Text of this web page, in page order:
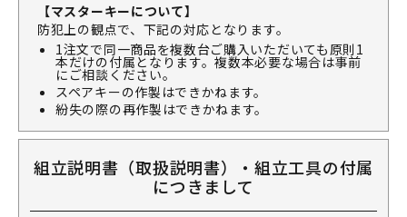
【マスターキーについて】
防犯上の観点で、下記の対応となります。
1注文で同一商品を複数台ご購入いただいても原則1
本だけの付属となります。複数本必要な場合は事前
にご相談ください。
スペアキーの作製はできかねます。
紛失の際の再作製はできかねます。
組立説明書（取扱説明書）・組立工具の付属
につきまして